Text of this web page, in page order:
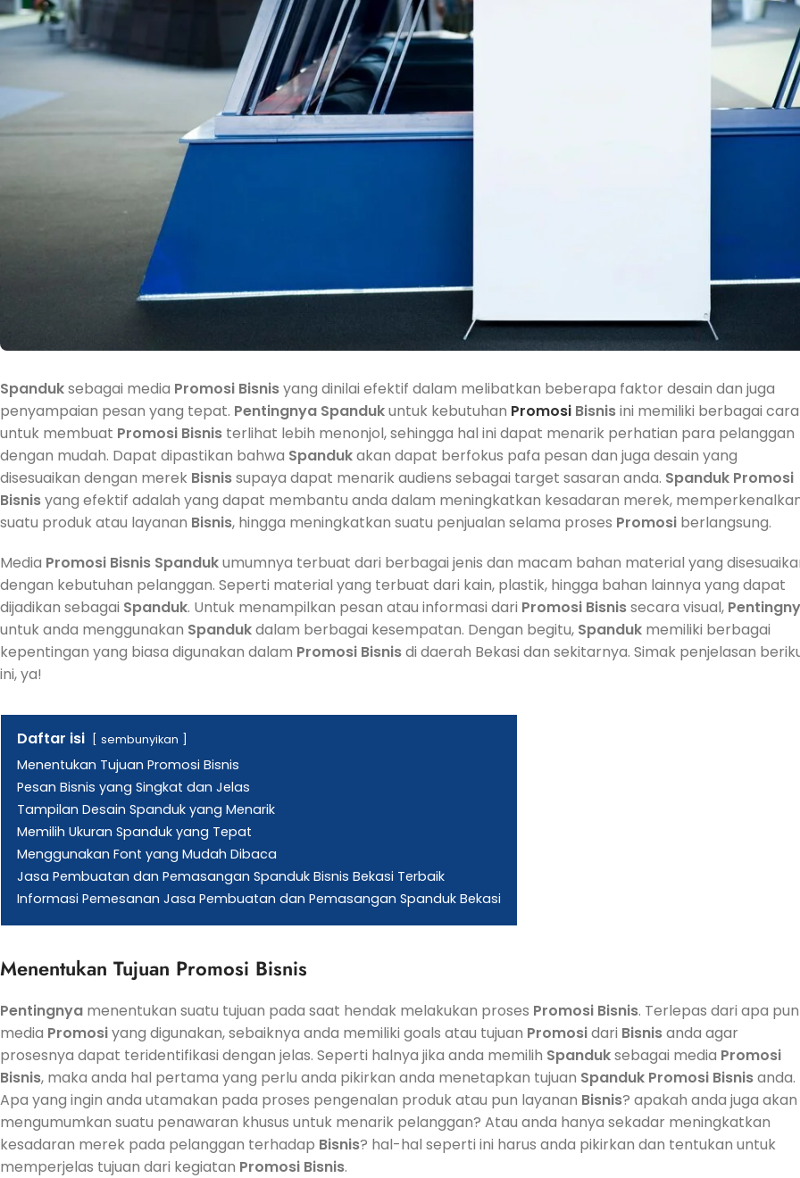
Spanduksebagai media Promosi Bisnisyang dinilai efektif dalam melibatkan beberapa faktor desain dan juga
penyampaian pesan yang tepat. Pentingnya Spandukuntuk kebutuhan Promosi Bisnisini memiliki berbagai cara
untuk membuat Promosi Bisnis terlihat lebih menonjol, sehingga hal ini dapat menarik perhatian para pelanggan
dengan mudah. Dapat dipastikan bahwa Spandukakan dapat berfokus pafa pesan dan juga desain yang
disesuaikan dengan merek Bisnissupaya dapat menarik audiens sebagai target sasaran anda. Spanduk Promosi
Bisnisyang efektif adalah yang dapat membantu anda dalam meningkatkan kesadaran merek,
suatu produk atau layanan Bisnis, hingga meningkatkan suatu penjualan selama proses Promosi berlangsung.
Media Promosi Bisnis Spandukumumnya terbuat dari berbagai jenis dan macam bahan material yang
dengan kebutuhan pelanggan. Seperti material yang terbuat dari kain, plastik, hingga bahan lainnya yang dapat
dijadikan sebagai Spanduk. Untuk menampilkan pesan atau informasi dari Promosi Bisnissecara visual,
untuk anda menggunakan Spandukdalam berbagai kesempatan. Dengan begitu, Spanduk memiliki berbagai
kepentingan yang biasa digunakan dalam Promosi Bisnisdi daerah Bekasi dan sekitarnya. Simak penjelasan
ini, ya!
Daftar isi sembunyikan
Menentukan Tujuan Promosi Bisnis
Pesan Bisnis yang Singkat dan Jelas
Tampilan Desain Spanduk yang Menarik
Memilih Ukuran Spanduk yang Tepat
Menggunakan Font yang Mudah Dibaca
Jasa Pembuatan dan Pemasangan Spanduk Bisnis Bekasi Terbaik
Informasi Pemesanan Jasa Pembuatan dan Pemasangan Spanduk Bekasi
Menentukan Tujuan Promosi Bisnis
Pentingnya menentukan suatu tujuan pada saat hendak melakukan proses Promosi Bisnis. Terlepas dari apa pun
media Promosiyang digunakan, sebaiknya anda memiliki goals atau tujuan Promosidari Bisnisanda agar
prosesnya dapat teridentifikasi dengan jelas. Seperti halnya jika anda memilih Spanduksebagai media Promosi
Bisnis, maka anda hal pertama yang perlu anda pikirkan anda menetapkan tujuan Spanduk Promosi Bisnisanda.
Apa yang ingin anda utamakan pada proses pengenalan produk atau pun layanan Bisnis? apakah anda juga akan
mengumumkan suatu penawaran khusus untuk menarik pelanggan? Atau anda hanya sekadar meningkatkan
kesadaran merek pada pelanggan terhadap Bisnis? hal-hal seperti ini harus anda pikirkan dan tentukan untuk
memperjelas tujuan dari kegiatan Promosi Bisnis.